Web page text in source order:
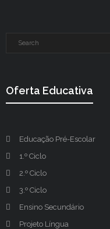
Oferta Educativa
Educação Pré-Escolar
1.º Ciclo
2.º Ciclo
3.º Ciclo
Ensino Secundário
Projeto Língua